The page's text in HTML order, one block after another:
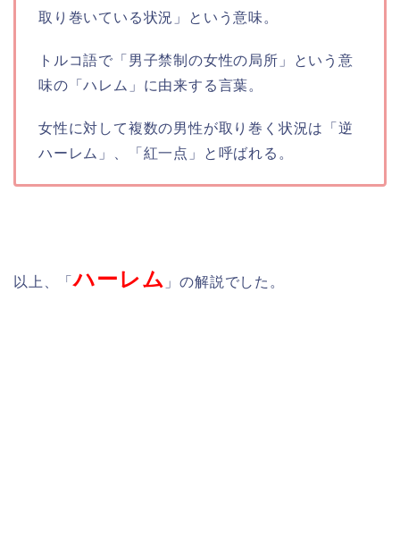
取り巻いている状況」という意味。
トルコ語で「男子禁制の女性の局所」という意
味の「ハレム」に由来する言葉。
女性に対して複数の男性が取り巻く状況は「逆
ハーレム」、「紅一点」と呼ばれる。
以上、「ハーレム 」の解説でした。